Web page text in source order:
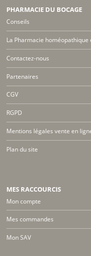
PHARMACIE DU BOCAGE
Conseils
La Pharmacie homéopathique
Contactez-nous
Partenaires
CGV
RGPD
Mentions légales vente en
Plan du site
MES RACCOURCIS
Mon compte
Mes commandes
Mon SAV